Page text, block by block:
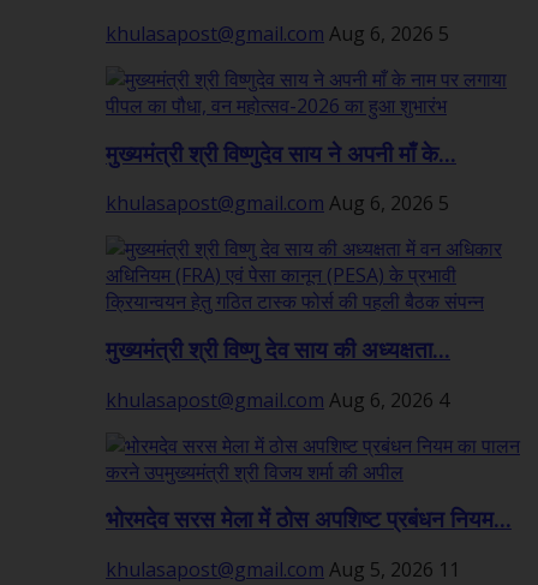
khulasapost@gmail.com Aug 6, 2026 5
मुख्यमंत्री श्री विष्णुदेव साय ने अपनी माँ के...
khulasapost@gmail.com Aug 6, 2026 5
मुख्यमंत्री श्री विष्णु देव साय की अध्यक्षता...
khulasapost@gmail.com Aug 6, 2026 4
भोरमदेव सरस मेला में ठोस अपशिष्ट प्रबंधन नियम...
khulasapost@gmail.com Aug 5, 2026 11